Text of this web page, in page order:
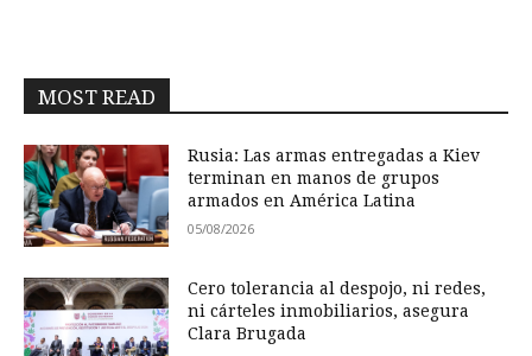
MOST READ
Rusia: Las armas entregadas a Kiev
terminan en manos de grupos
armados en América Latina
05/08/2026
Cero tolerancia al despojo, ni redes,
ni cárteles inmobiliarios, asegura
Clara Brugada